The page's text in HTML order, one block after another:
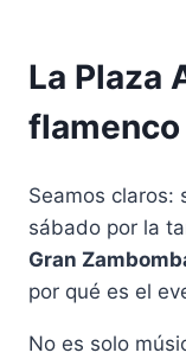
La Plaza
flamenco
Seamos claros:
sábado por la
Gran
por qué es el
No es solo